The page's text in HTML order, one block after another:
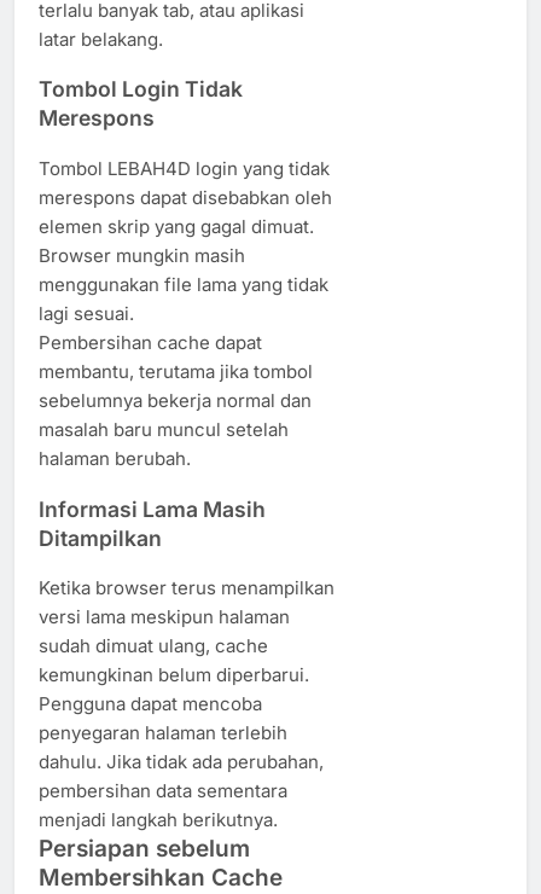
terlalu banyak tab, atau aplikasi
latar belakang.
Tombol Login Tidak
Merespons
Tombol LEBAH4D login yang tidak
merespons dapat disebabkan oleh
elemen skrip yang gagal dimuat.
Browser mungkin masih
menggunakan file lama yang tidak
lagi sesuai.
Pembersihan cache dapat
membantu, terutama jika tombol
sebelumnya bekerja normal dan
masalah baru muncul setelah
halaman berubah.
Informasi Lama Masih
Ditampilkan
Ketika browser terus menampilkan
versi lama meskipun halaman
sudah dimuat ulang, cache
kemungkinan belum diperbarui.
Pengguna dapat mencoba
penyegaran halaman terlebih
dahulu. Jika tidak ada perubahan,
pembersihan data sementara
menjadi langkah berikutnya.
Persiapan sebelum
Membersihkan Cache